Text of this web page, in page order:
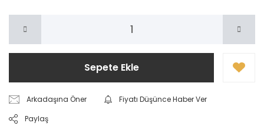
Sepete Ekle
Arkadaşına Öner
Fiyatı Düşünce Haber Ver
Paylaş